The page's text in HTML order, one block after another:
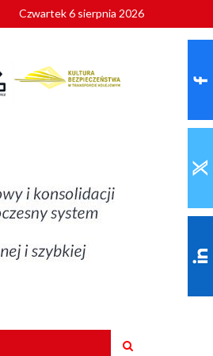
Czwartek 6 sierpnia 2026